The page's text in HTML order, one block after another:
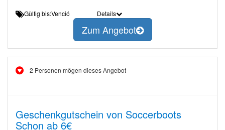
Gültig bis:Venció Details
Zum Angebot
2 Personen mögen dieses Angebot
Geschenkgutschein von Soccerboots
Schon ab 6€